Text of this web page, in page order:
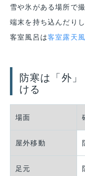
雪や氷がある場所で
端末を持ち込んだり
客室風呂は客室露天
防寒は「外
ける
場面
屋外移動
足元